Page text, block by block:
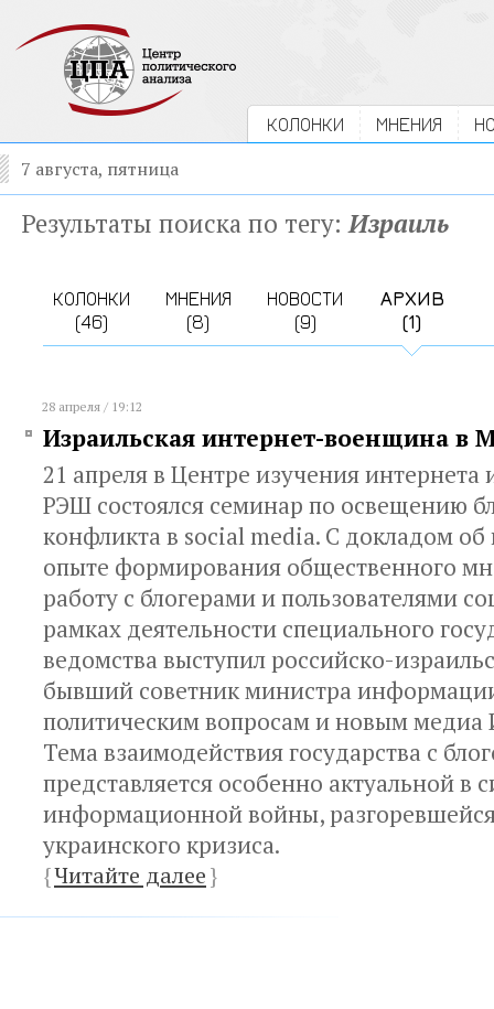
КОЛОНКИ МНЕНИЯ
7 августа, пятница
Результаты поиска по тегу:Израиль
КОЛОНКИ
(46)
МНЕНИЯ
(8)
НОВОСТИ
(9)
АРХИВ
(1)
28 апреля / 19:12
Израильская интернет-военщина в
21 апреля в Центре изучения интернета
РЭШ состоялся семинар по освещению
конфликта в social media. С докладом об
опыте формирования общественного
работу с блогерами и пользователями
рамках деятельности специального
ведомства выступил российско-
бывший советник министра
политическим вопросам и новым медиа
Тема взаимодействия государства с
представляется особенно актуальной в
информационной войны,
украинского кризиса.
{Читайте далее}